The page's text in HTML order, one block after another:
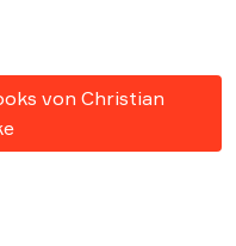
von Christian